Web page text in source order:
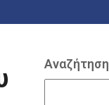
Αναζήτηση